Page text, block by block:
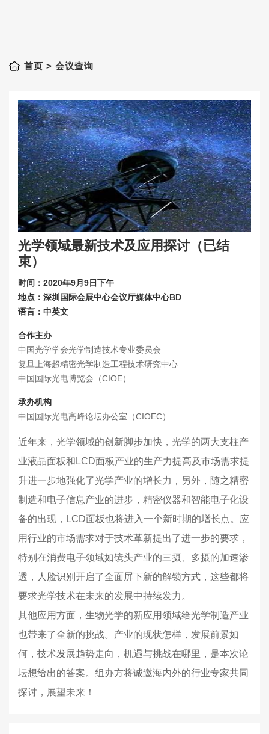
首页 > 会议查询
光学领域最新技术及应用探讨（已结
束）
时间：2020年9月9日下午
地点：深圳国际会展中心会议厅媒体中心BD
语言：中英文
合作主办
中国光学学会光学制造技术专业委员会
复旦上海超精密光学制造工程技术研究中心
中国国际光电博览会（CIOE）
承办机构
中国国际光电高峰论坛办公室（CIOEC）
近年来，光学领域的创新脚步加快，光学的两大支柱产
业液晶面板和LCD面板产业的生产力提高及市场需求提
升进一步地强化了光学产业的增长力，另外，随之精密
制造和电子信息产业的进步，精密仪器和智能电子化设
备的出现，LCD面板也将进入一个新时期的增长点。应
用行业的市场需求对于技术革新提出了进一步的要求，
特别在消费电子领域如镜头产业的三摄、多摄的加速渗
透，人脸识别开启了全面屏下新的解锁方式，这些都将
要求光学技术在未来的发展中持续发力。
其他应用方面，生物光学的新应用领域给光学制造产业
也带来了全新的挑战。产业的现状怎样，发展前景如
何，技术发展趋势走向，机遇与挑战在哪里，是本次论
坛想给出的答案。组办方将诚邀海内外的行业专家共同
探讨，展望未来！